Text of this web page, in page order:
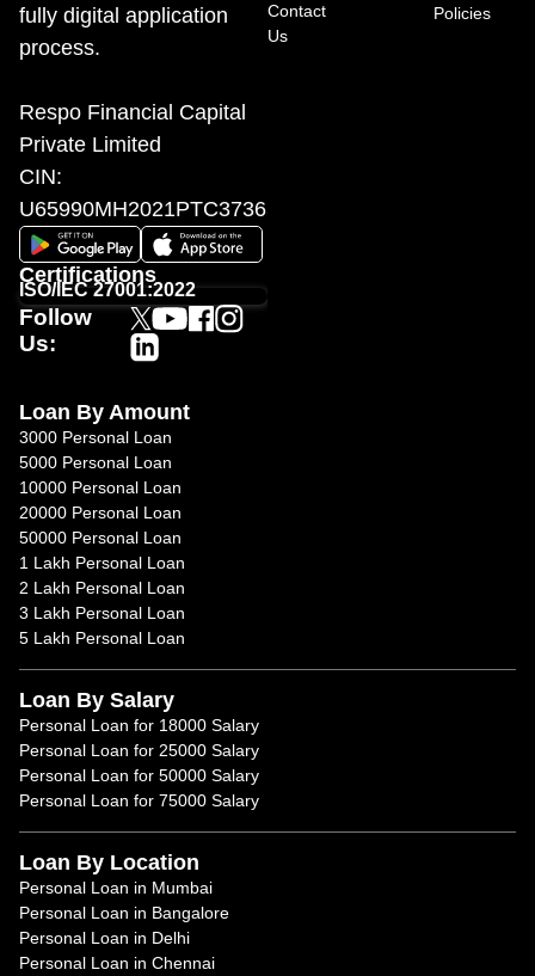
fully digital application
process.
Respo Financial Capital
Private Limited
CIN:
U65990MH2021PTC373655
Certifications
ISO/IEC 27001:2022
Follow
Us:
Contact
Us
Policies
Loan By Amount
3000 Personal Loan
5000 Personal Loan
10000 Personal Loan
20000 Personal Loan
50000 Personal Loan
1 Lakh Personal Loan
2 Lakh Personal Loan
3 Lakh Personal Loan
5 Lakh Personal Loan
Loan By Salary
Personal Loan for 18000 Salary
Personal Loan for 25000 Salary
Personal Loan for 50000 Salary
Personal Loan for 75000 Salary
Loan By Location
Personal Loan in Mumbai
Personal Loan in Bangalore
Personal Loan in Delhi
Personal Loan in Chennai